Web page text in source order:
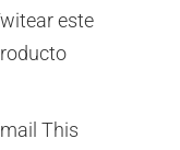
este
This